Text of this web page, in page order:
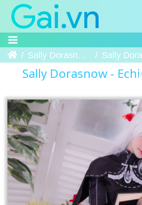
Trang chủSally Dorasnow - Echidna Sally Dorasnow -
Sally Dorasnow -